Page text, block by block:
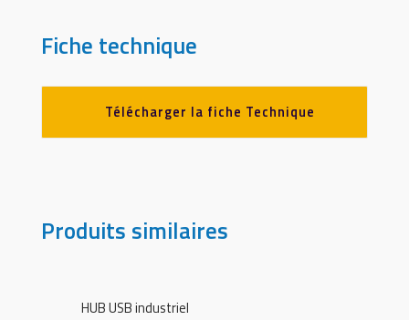
Fiche technique
Télécharger la fiche Technique
Produits similaires
HUB USB industriel